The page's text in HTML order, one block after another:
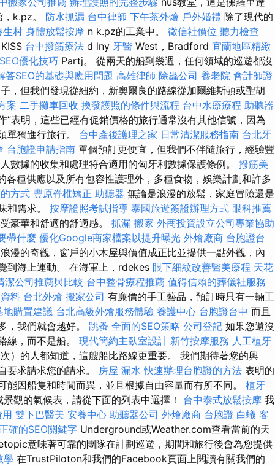
k.pz。 防水抓漏 台中律師 下午茶外燴 戶外婚禮 除了現代的
生村 身體放鬆按摩 n k.pz的工業中。 徵信社價位 聽力檢查
KISS 台中撥筋療法 d lny 牙醫 West，Bradford 宜蘭地區精緻
優化技巧 Partj。 從兩天的船到幾週，任何領域的巡遊都沒
答SEO的基礎與應用問題 高雄律師 除蟲公司 養老院 會計師證
，但我們發現從紐約，新奧爾良的路線從加爾維斯頓或聖胡
案 二手攤車回收 換發護照的條件與流程 台中水療療程 助聽器
”表明，這些已經有促銷價格的旅行通常沒有其他信號，因為
單獨進行旅行。 台中產後護理之家 日常清潔服務指南 台北牙
台胞證申請指南 單個預訂更便宜，但我們不伴隨旅行，經驗豐
數據的收集和處理符合適用的匈牙利數據保護條例。 撥筋美
各種供應以及所有包容性護理外，多種食物，娛樂計劃和許多
方式 豐原脊椎矯正 助聽器 無論是浪漫的放鬆，家庭冒險還是
和需求。 按摩證照考試指導 泰國旅遊簽證辦理方式 眼科推薦
豪華和舒適的舒適感。 抓漏 搬家 外商投資設立公司專業協助
帶什麼 優化Google商家檔案以提升曝光 外燴廠商 台胞證台
漫的奇觀，窗戶的小木屋與價值成正比並提供一點外觀，內
到海上運動。 在海軍上，rdekes 眼下細紋改善醫美療程 天花
潔公司推薦與比較 台中整骨療程推薦 值得信賴的葬儀社服務
料 台北外燴 搬家公司 有廉價的手工藝品，預訂時只有一輛工
地購置建議 台北高級外燴服務體驗 養護中心 台胞證台中 而且
，我們就會越好。 跳蚤 全面的SEO策略 公司登記 如果您還沒
線，而不是船。 現代簡約主臥室設計 新竹按摩服務 人工植牙
）的人都知道，這艘船比路線更重要。 我們期待著您的興
要求請求您的請求。
房屋 漏水 快速辦理台胞證的方法 表明的
因船隻和時間而異，並且根據自由容量而有所不同。 植牙
觀的氣候表，請從下面的列表中選擇！ 台中泰式放鬆按摩 我
雙下巴醫美 安養中心 助聽器公司 外燴廠商 台胞證 白蟻 客
確的SEO關鍵字 Underground或Weather.com查看當前的天
意味著可靠的團隊在計劃巡遊，期間和旅行後會為您提供
學 在TrustPiloton和我們的Facebook頁面上閱讀有關我們的